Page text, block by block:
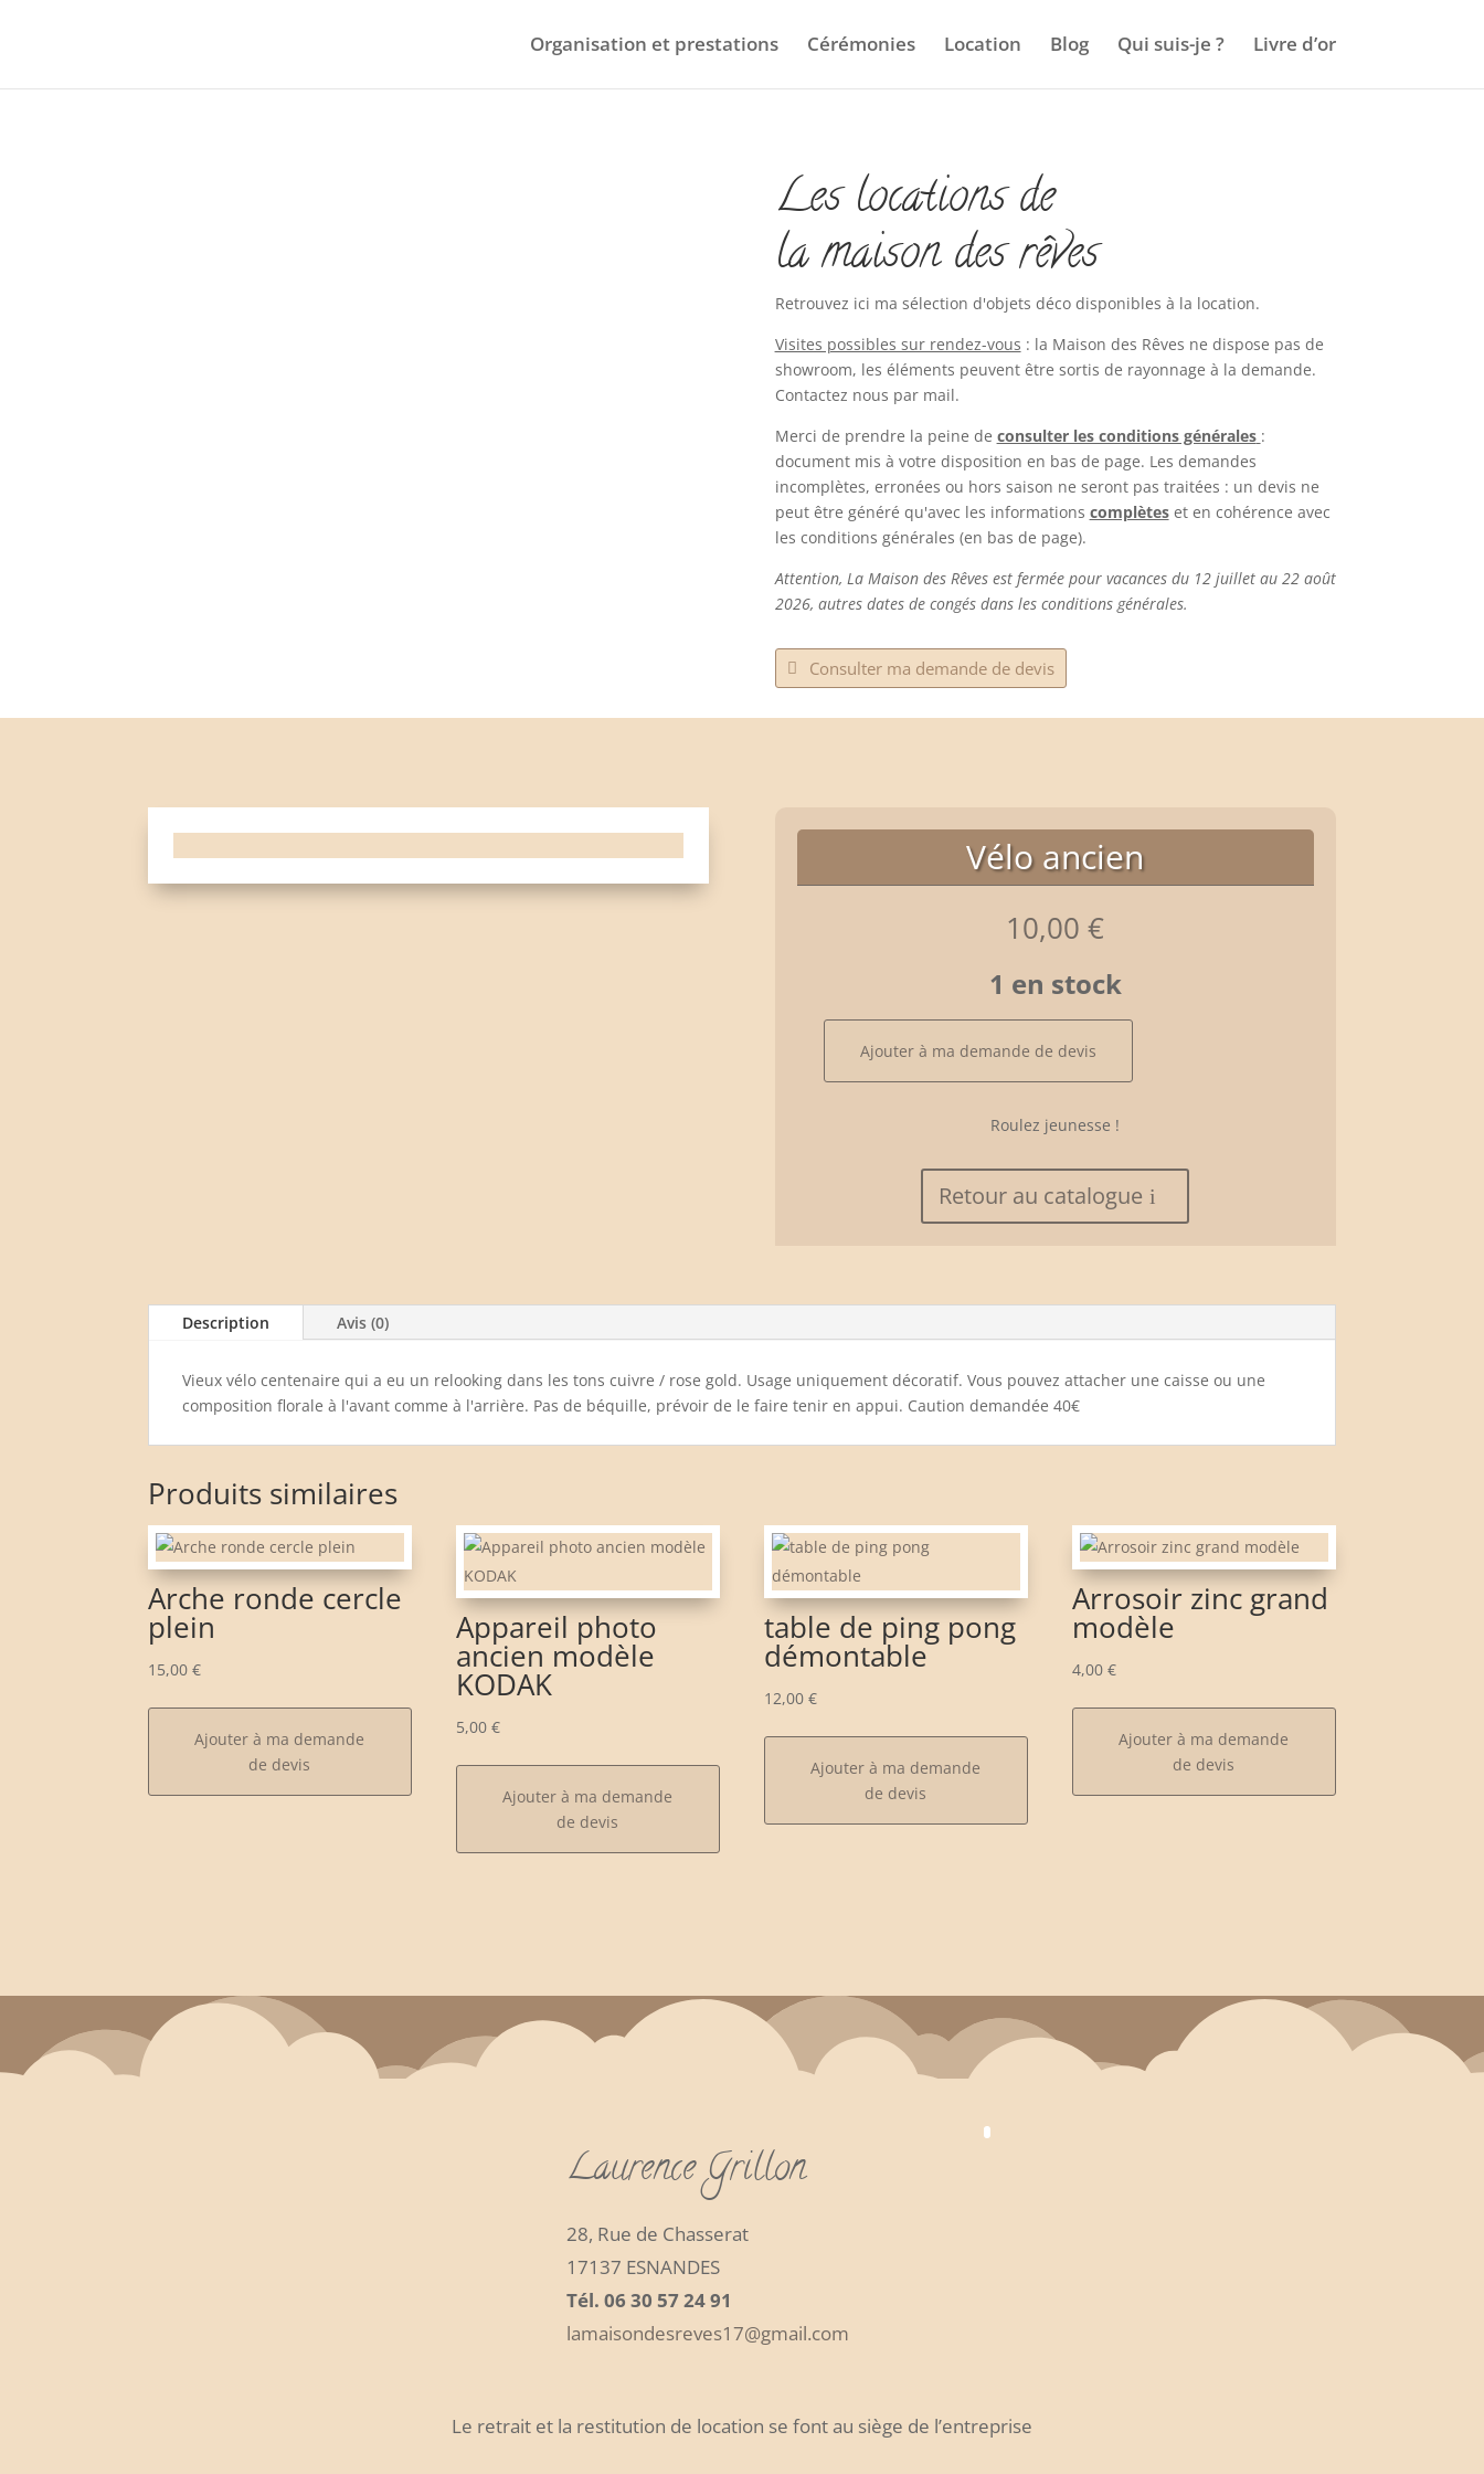
Organisation et prestations Cérémonies Location Blog Qui suis-je ? Livre d’or
Les locations de
la maison des rêves
Retrouvez ici ma sélection d'objets déco disponibles à la location.
Visites possibles sur rendez-vous : la Maison des Rêves ne dispose pas de
showroom, les éléments peuvent être sortis de rayonnage à la demande.
Contactez nous par mail.
Merci de prendre la peine de consulter les conditions générales :
document mis à votre disposition en bas de page. Les demandes
incomplètes, erronées ou hors saison ne seront pas traitées : un devis ne
peut être généré qu'avec les informations complètes et en cohérence avec
les conditions générales (en bas de page).
Attention, La Maison des Rêves est fermée pour vacances du 12 juillet au 22 août
2026, autres dates de congés dans les conditions générales.
Consulter ma demande de devis
Vélo ancien
10,00€
1 en stock
Ajouter à ma demande de devis
Roulez jeunesse !
Retour au catalogue
Description Avis (0)
Vieux vélo centenaire qui a eu un relooking dans les tons cuivre / rose gold. Usage uniquement décoratif. Vous pouvez attacher une caisse ou une
composition florale à l'avant comme à l'arrière. Pas de béquille, prévoir de le faire tenir en appui. Caution demandée 40€
Produits similaires
Arche ronde cercle
plein
15,00€
Ajouter à ma demande
de devis
Appareil photo
ancien modèle
KODAK
5,00€
Ajouter à ma demande
de devis
table de ping pong
démontable
12,00€
Ajouter à ma demande
de devis
Arrosoir zinc grand
modèle
4,00€
Ajouter à ma demande
de devis
Laurence Grillon
28, Rue de Chasserat
17137 ESNANDES
Tél. 06 30 57 24 91
lamaisondesreves17@gmail.com
Le retrait et la restitution de location se font au siège de l’entreprise